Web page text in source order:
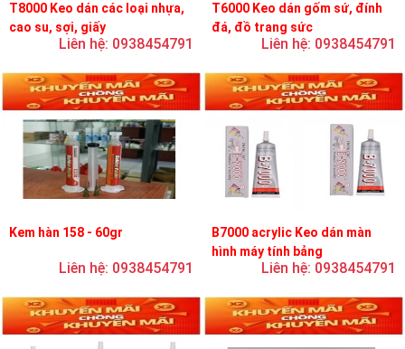
T8000 Keo dán các loại nhựa,
cao su, sợi, giấy
Liên hệ: 0938454791
T6000 Keo dán gốm sứ, đính
đá, đồ trang sức
Liên hệ: 0938454791
Kem hàn 158 - 60gr
Liên hệ: 0938454791
B7000 acrylic Keo dán màn
hình máy tính bảng
Liên hệ: 0938454791